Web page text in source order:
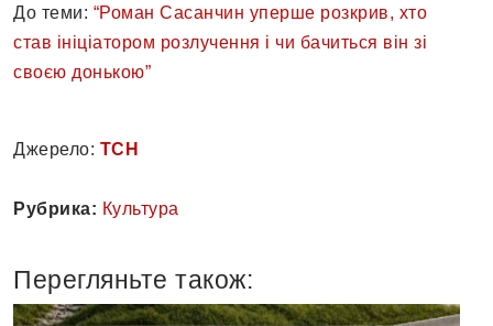
До теми: “Роман Сасанчин уперше розкрив, хто
став ініціатором розлучення і чи бачиться він зі
своєю донькою”
Джерело: ТСН
Рубрика: Культура
Перегляньте також: